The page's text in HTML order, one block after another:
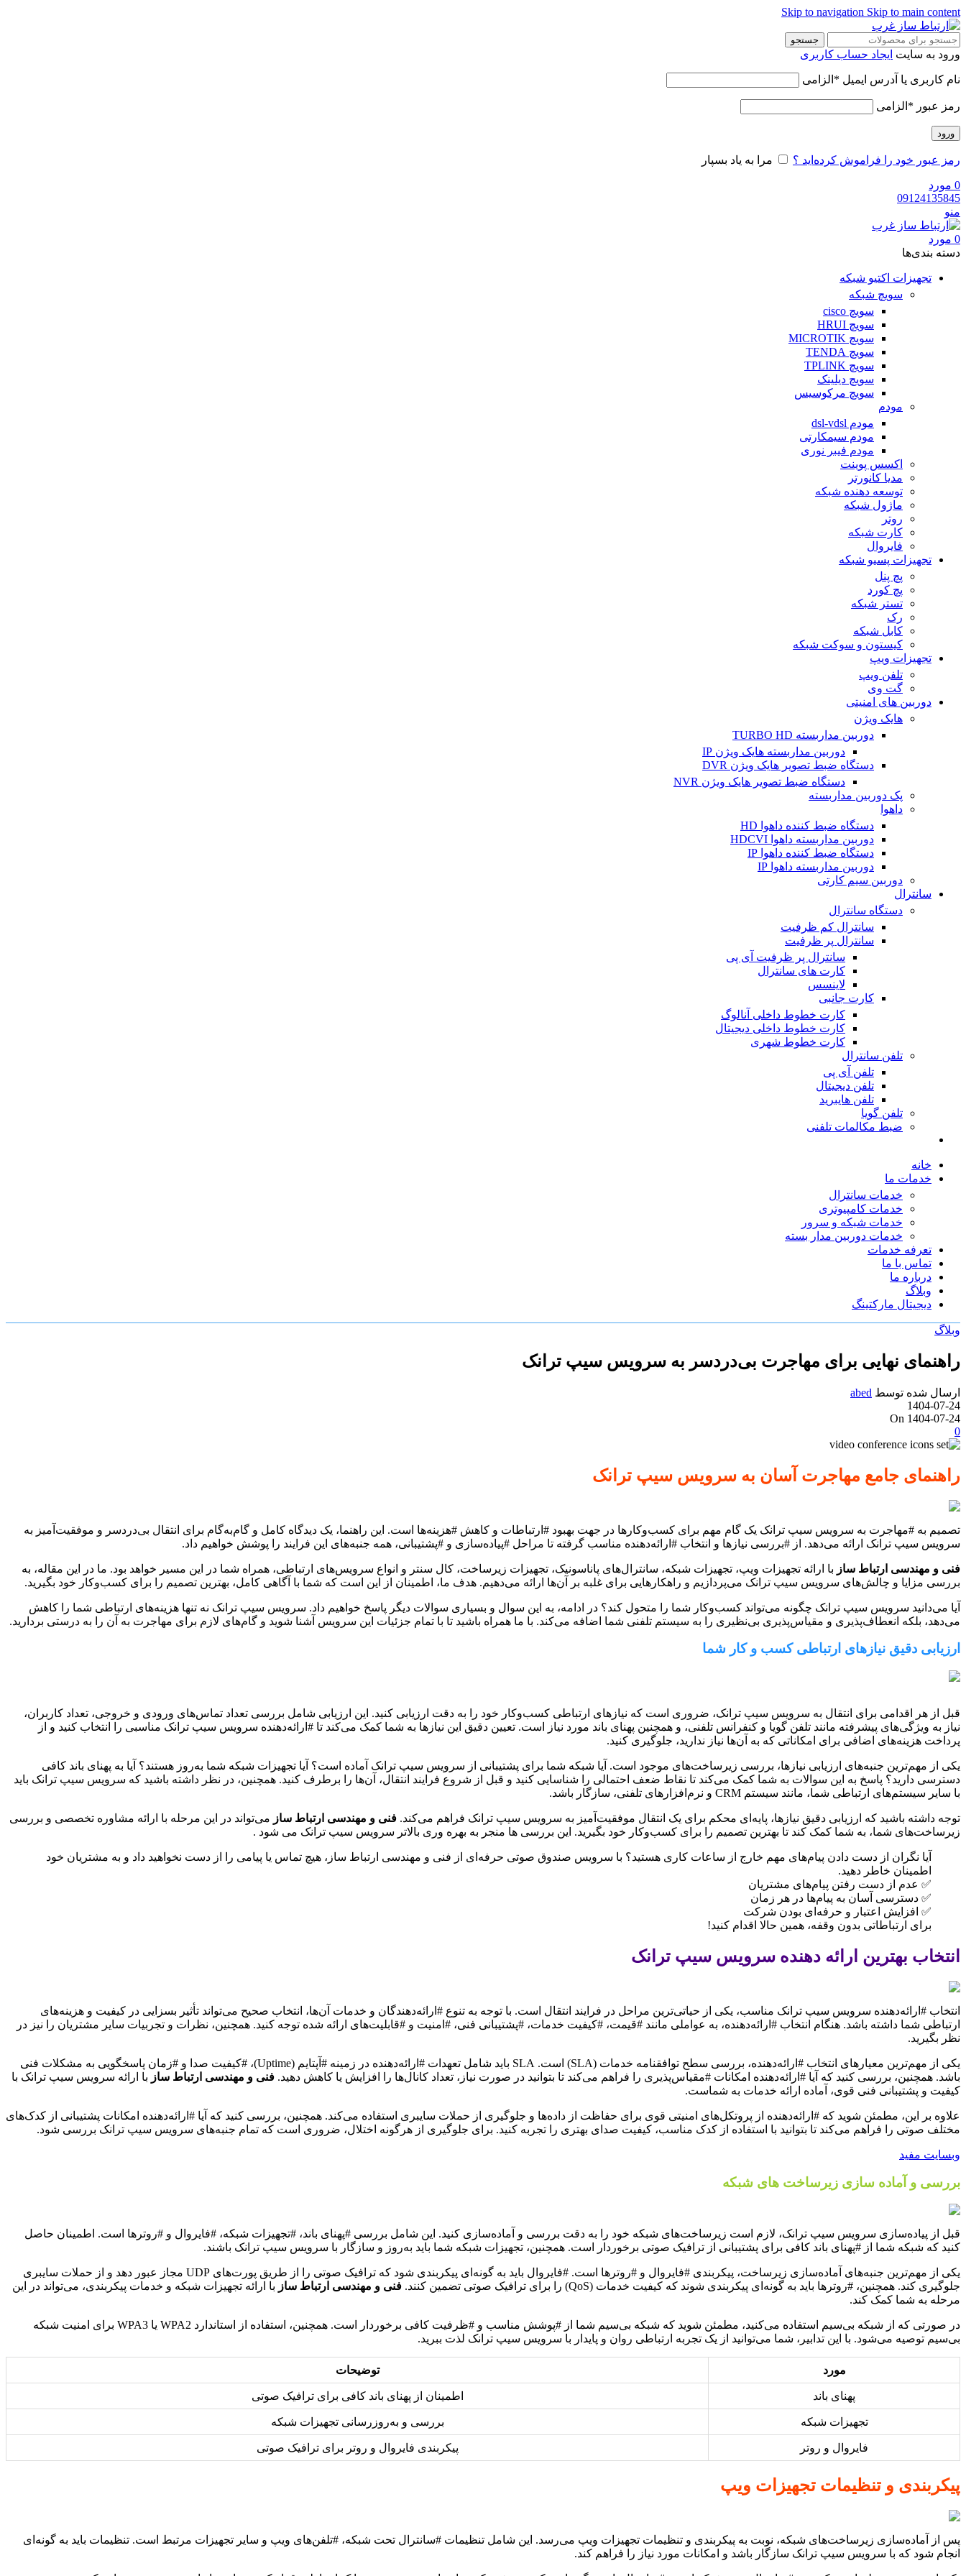
Skip to navigation Skip to main content
جستجو
ورود به سایت ایجاد حساب کاربری
نام کاربری یا آدرس ایمیل * الزامی
رمز عبور * الزامی
ورود
رمز عبور خود را فراموش کرده‌اید ؟ مرا به یاد بسپار
0 مورد
09124135845
منو
0 مورد
دسته‌ بندی‌ها
تجهیزات اکتیو شبکه
سویچ شبکه
سویچ cisco
سویچ HRUI
سویچ MICROTIK
سویچ TENDA
سویچ TPLINK
سویچ دیلینک
سویچ مرکوسیس
مودم
مودم dsl-vdsl
مودم سیمکارتی
مودم فیبر نوری
اکسس پوینت
مدیا کانورتر
توسعه دهنده شبکه
ماژول شبکه
روتر
کارت شبکه
فایروال
تجهیزات پسیو شبکه
پچ پنل
پچ کورد
تستر شبکه
رک
کابل شبکه
کیستون و سوکت شبکه
تجهیزات ویپ
تلفن ویپ
گت وی
دوربین های امنیتی
هایک ویژن
دوربین مداربسته TURBO HD
دوربین مداربسته هایک ویژن IP
دستگاه ضبط تصویر هایک ویژن DVR
دستگاه ضبط تصویر هایک ویژن NVR
پک دوربین مداربسته
داهوا
دستگاه ضبط کننده داهوا HD
دوربین مداربسته داهوا HDCVI
دستگاه ضبط کننده داهوا IP
دوربین مداربسته داهوا IP
دوربین سیم کارتی
سانترال
دستگاه سانترال
سانترال کم ظرفیت
سانترال پر ظرفیت
سانترال پر ظرفیت آی پی
کارت های سانترال
لاینسس
کارت جانبی
کارت خطوط داخلی آنالوگ
کارت خطوط داخلی دیجیتال
کارت خطوط شهری
تلفن سانترال
تلفن آی پی
تلفن دیجیتال
تلفن هایبرید
تلفن گویا
ضبط مکالمات تلفنی
خانه
خدمات ما
خدمات سانترال
خدمات کامپیوتری
خدمات شبکه و سرور
خدمات دوربین مدار بسته
تعرفه خدمات
تماس با ما
درباره ما
وبلاگ
دیجیتال مارکتینگ
وبلاگ
راهنمای نهایی برای مهاجرت بی‌دردسر به سرویس سیپ ترانک
ارسال شده توسط abed
1404-07-24
On 1404-07-24
0
راهنمای جامع مهاجرت آسان به سرویس سیپ ترانک
تصمیم به #مهاجرت به سرویس سیپ ترانک یک گام مهم برای کسب‌وکارها در جهت بهبود #ارتباطات و کاهش #هزینه‌ها است. این راهنما، یک دیدگاه کامل و گام‌به‌گام برای انتقال بی‌دردسر و موفقیت‌آمیز به
سرویس سیپ ترانک ارائه می‌دهد. از #بررسی نیازها و انتخاب #ارائه‌دهنده مناسب گرفته تا مراحل #پیاده‌سازی و #پشتیبانی، همه جنبه‌های این فرایند را پوشش خواهیم داد.
فنی و مهندسی ارتباط ساز با ارائه تجهیزات ویپ، تجهیزات شبکه، سانترال‌های پاناسونیک، تجهیزات زیرساخت، کال سنتر و انواع سرویس‌های ارتباطی، همراه شما در این مسیر خواهد بود. ما در این مقاله، به
بررسی مزایا و چالش‌های سرویس سیپ ترانک می‌پردازیم و راهکارهایی برای غلبه بر آن‌ها ارائه می‌دهیم. هدف ما، اطمینان از این است که شما با آگاهی کامل، بهترین تصمیم را برای کسب‌وکار خود بگیرید.
آیا می‌دانید سرویس سیپ ترانک چگونه می‌تواند کسب‌وکار شما را متحول کند؟ در ادامه، به این سوال و بسیاری سوالات دیگر پاسخ خواهیم داد. سرویس سیپ ترانک نه تنها هزینه‌های ارتباطی شما را کاهش
می‌دهد، بلکه انعطاف‌پذیری و مقیاس‌پذیری بی‌نظیری را به سیستم تلفنی شما اضافه می‌کند. با ما همراه باشید تا با تمام جزئیات این سرویس آشنا شوید و گام‌های لازم برای مهاجرت به آن را به درستی بردارید.
ارزیابی دقیق نیازهای ارتباطی کسب و کار شما
قبل از هر اقدامی برای انتقال به سرویس سیپ ترانک، ضروری است که نیازهای ارتباطی کسب‌وکار خود را به دقت ارزیابی کنید. این ارزیابی شامل بررسی تعداد تماس‌های ورودی و خروجی، تعداد کاربران،
نیاز به ویژگی‌های پیشرفته مانند تلفن گویا و کنفرانس تلفنی، و همچنین پهنای باند مورد نیاز است. تعیین دقیق این نیازها به شما کمک می‌کند تا #ارائه‌دهنده سرویس سیپ ترانک مناسبی را انتخاب کنید و از
پرداخت هزینه‌های اضافی برای امکاناتی که به آن‌ها نیاز ندارید، جلوگیری کنید.
یکی از مهم‌ترین جنبه‌های ارزیابی نیازها، بررسی زیرساخت‌های موجود است. آیا شبکه شما برای پشتیبانی از سرویس سیپ ترانک آماده است؟ آیا تجهیزات شبکه شما به‌روز هستند؟ آیا به پهنای باند کافی
دسترسی دارید؟ پاسخ به این سوالات به شما کمک می‌کند تا نقاط ضعف احتمالی را شناسایی کنید و قبل از شروع فرایند انتقال، آن‌ها را برطرف کنید. همچنین، در نظر داشته باشید که سرویس سیپ ترانک باید
با سایر سیستم‌های ارتباطی شما، مانند سیستم CRM و نرم‌افزارهای تلفنی، سازگار باشد.
توجه داشته باشید که ارزیابی دقیق نیازها، پایه‌ای محکم برای یک انتقال موفقیت‌آمیز به سرویس سیپ ترانک فراهم می‌کند. فنی و مهندسی ارتباط ساز می‌تواند در این مرحله با ارائه مشاوره تخصصی و بررسی
زیرساخت‌های شما، به شما کمک کند تا بهترین تصمیم را برای کسب‌وکار خود بگیرید. این بررسی ها منجر به بهره وری بالاتر سرویس سیپ ترانک می شود .
آیا نگران از دست دادن پیام‌های مهم خارج از ساعات کاری هستید؟ با سرویس صندوق صوتی حرفه‌ای از فنی و مهندسی ارتباط ساز، هیچ تماس یا پیامی را از دست نخواهید داد و به مشتریان خود
اطمینان خاطر دهید.
✅ عدم از دست رفتن پیام‌های مشتریان
✅ دسترسی آسان به پیام‌ها در هر زمان
✅ افزایش اعتبار و حرفه‌ای بودن شرکت
برای ارتباطاتی بدون وقفه، همین حالا اقدام کنید!
انتخاب بهترین ارائه دهنده سرویس سیپ ترانک
انتخاب #ارائه‌دهنده سرویس سیپ ترانک مناسب، یکی از حیاتی‌ترین مراحل در فرایند انتقال است. با توجه به تنوع #ارائه‌دهندگان و خدمات آن‌ها، انتخاب صحیح می‌تواند تأثیر بسزایی در کیفیت و هزینه‌های
ارتباطی شما داشته باشد. هنگام انتخاب #ارائه‌دهنده، به عواملی مانند #قیمت، #کیفیت خدمات، #پشتیبانی فنی، #امنیت و #قابلیت‌های ارائه شده توجه کنید. همچنین، نظرات و تجربیات سایر مشتریان را نیز در
نظر بگیرید.
یکی از مهم‌ترین معیارهای انتخاب #ارائه‌دهنده، بررسی سطح توافقنامه خدمات (SLA) است. SLA باید شامل تعهدات #ارائه‌دهنده در زمینه #آپتایم (Uptime)، #کیفیت صدا و #زمان پاسخگویی به مشکلات فنی
باشد. همچنین، بررسی کنید که آیا #ارائه‌دهنده امکانات #مقیاس‌پذیری را فراهم می‌کند تا بتوانید در صورت نیاز، تعداد کانال‌ها را افزایش یا کاهش دهید. فنی و مهندسی ارتباط ساز با ارائه سرویس سیپ ترانک با
کیفیت و پشتیبانی فنی قوی، آماده ارائه خدمات به شماست.
علاوه بر این، مطمئن شوید که #ارائه‌دهنده از پروتکل‌های امنیتی قوی برای حفاظت از داده‌ها و جلوگیری از حملات سایبری استفاده می‌کند. همچنین، بررسی کنید که آیا #ارائه‌دهنده امکانات پشتیبانی از کدک‌های
مختلف صوتی را فراهم می‌کند تا بتوانید با استفاده از کدک مناسب، کیفیت صدای بهتری را تجربه کنید. برای جلوگیری از هرگونه اختلال، ضروری است که تمام جنبه‌های سرویس سیپ ترانک بررسی شود.
وبسایت مفید
بررسی و آماده سازی زیرساخت های شبکه
قبل از پیاده‌سازی سرویس سیپ ترانک، لازم است زیرساخت‌های شبکه خود را به دقت بررسی و آماده‌سازی کنید. این شامل بررسی #پهنای باند، #تجهیزات شبکه، #فایروال و #روترها است. اطمینان حاصل
کنید که شبکه شما از #پهنای باند کافی برای پشتیبانی از ترافیک صوتی برخوردار است. همچنین، تجهیزات شبکه شما باید به‌روز و سازگار با سرویس سیپ ترانک باشند.
یکی از مهم‌ترین جنبه‌های آماده‌سازی زیرساخت، پیکربندی #فایروال و #روترها است. #فایروال باید به گونه‌ای پیکربندی شود که ترافیک صوتی را از طریق پورت‌های UDP مجاز عبور دهد و از حملات سایبری
جلوگیری کند. همچنین، #روترها باید به گونه‌ای پیکربندی شوند که کیفیت خدمات (QoS) را برای ترافیک صوتی تضمین کنند.
فنی و مهندسی ارتباط ساز با ارائه تجهیزات شبکه و خدمات پیکربندی، می‌تواند در این
مرحله به شما کمک کند.
در صورتی که از شبکه بی‌سیم استفاده می‌کنید، مطمئن شوید که شبکه بی‌سیم شما از #پوشش مناسب و #ظرفیت کافی برخوردار است. همچنین، استفاده از استاندارد WPA2 یا WPA3 برای امنیت شبکه
بی‌سیم توصیه می‌شود. با این تدابیر، شما می‌توانید از یک تجربه ارتباطی روان و پایدار با سرویس سیپ ترانک لذت ببرید.
مورد توضیحات
پهنای باند اطمینان از پهنای باند کافی برای ترافیک صوتی
تجهیزات شبکه بررسی و به‌روزرسانی تجهیزات شبکه
فایروال و روتر پیکربندی فایروال و روتر برای ترافیک صوتی
پیکربندی و تنظیمات تجهیزات ویپ
پس از آماده‌سازی زیرساخت‌های شبکه، نوبت به پیکربندی و تنظیمات تجهیزات ویپ می‌رسد. این شامل تنظیمات #سانترال تحت شبکه، #تلفن‌های ویپ و سایر تجهیزات مرتبط است. تنظیمات باید به گونه‌ای
انجام شود که با سرویس سیپ ترانک سازگار باشد و امکانات مورد نیاز را فراهم کند.